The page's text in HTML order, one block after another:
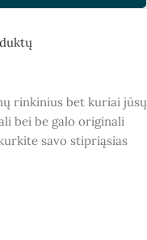
rinkinius bet kuriai jūsų
bei be galo originali
savo stipriąsias